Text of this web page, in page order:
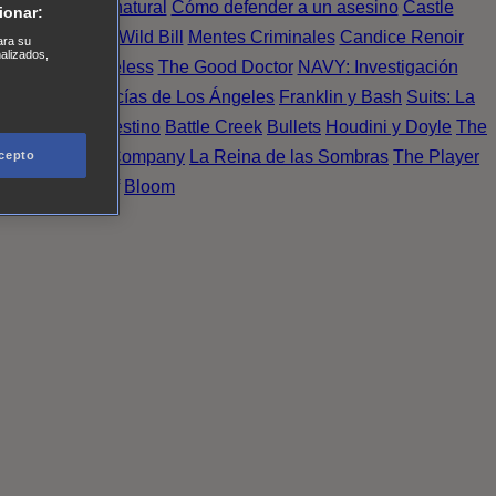
Sobrenatural Cómo defender a un asesino Castle
de Noche Wild Bill Mentes Criminales Candice Renoir
crimen Timeless The Good Doctor NAVY: Investigación
Finest. Policías de Los Ángeles Franklin y Bash Suits: La
Último Destino Battle Creek Bullets Houdini y Doyle The
X Company La Reina de las Sombras The Player
Bloom
su